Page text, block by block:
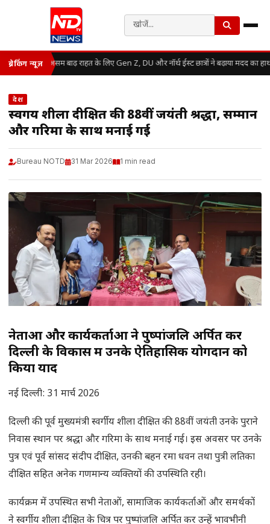
ब्रेकिंग न्यूज़ असम बाढ़ राहत के लिए Gen Z, DU और नॉर्थ ईस्ट छात्रों ने बढ़ाया मदद का हाथ
देश
स्वर्गीय शीला दीक्षित की 88वीं जयंती श्रद्धा, सम्मान
और गरिमा के साथ मनाई गई
Bureau NOTD 31 Mar 2026 1 min read
नेताओं और कार्यकर्ताओं ने पुष्पांजलि अर्पित कर
दिल्ली के विकास में उनके ऐतिहासिक योगदान को
किया याद
नई दिल्ली: 31 मार्च 2026
दिल्ली की पूर्व मुख्यमंत्री स्वर्गीय शीला दीक्षित की 88वीं जयंती उनके पुराने
निवास स्थान पर श्रद्धा और गरिमा के साथ मनाई गई। इस अवसर पर उनके
पुत्र एवं पूर्व सांसद संदीप दीक्षित, उनकी बहन रमा धवन तथा पुत्री लतिका
दीक्षित सहित अनेक गणमान्य व्यक्तियों की उपस्थिति रही।
कार्यक्रम में उपस्थित सभी नेताओं, सामाजिक कार्यकर्ताओं और समर्थकों
ने स्वर्गीय शीला दीक्षित के चित्र पर पुष्पांजलि अर्पित कर उन्हें भावभीनी